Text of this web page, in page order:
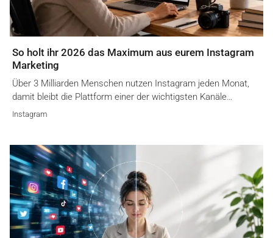
So holt ihr 2026 das Maximum aus eurem Instagram
Marketing
Über 3 Milliarden Menschen nutzen Instagram jeden Monat,
damit bleibt die Plattform einer der wichtigsten Kanäle…
Instagram